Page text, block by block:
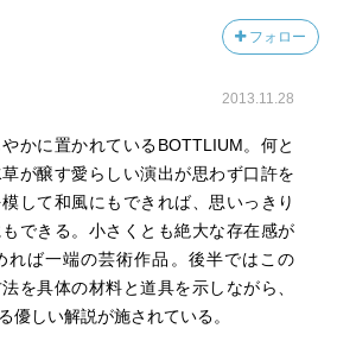
フォロー
2013.11.28
かに置かれているBOTTLIUM。何と
が醸す愛らしい演出が思わず口許を
して和風にもできれば、思いっきり
できる。小さくとも絶大な存在感が
れば一端の芸術作品。後半ではこの
を具体の材料と道具を示しながら、
優しい解説が施されている。